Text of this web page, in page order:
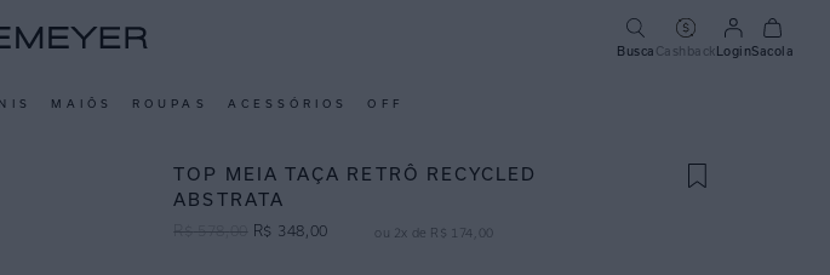
Busca CashbackLoginSacola
MAIÔS ROUPAS ACESSÓRIOS OFF
TOP MEIA TAÇA RETRÔ RECYCLED
ABSTRATA
R$ 578,00 R$ 348 00 ou 2x de R$ 174 00